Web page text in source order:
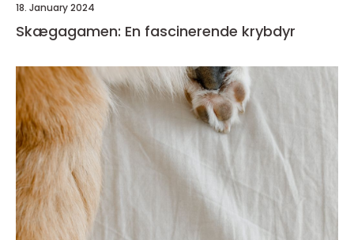
18. January 2024
Skægagamen: En fascinerende krybdyr